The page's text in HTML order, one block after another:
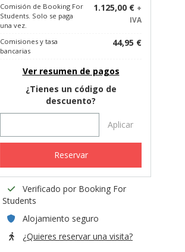
Comisión de Booking For
Students. Solo se paga
una vez.
1.125,00 € +
IVA
Comisiones y tasa
bancarias
44,95 €
Ver resumen de pagos
¿Tienes un código de
descuento?
Aplicar
Reservar
Verificado por Booking For
Students
Alojamiento seguro
¿Quieres reservar una visita?